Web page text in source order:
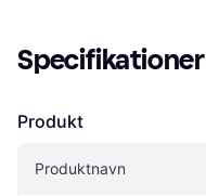
Specifikationer
Produkt
Produktnavn